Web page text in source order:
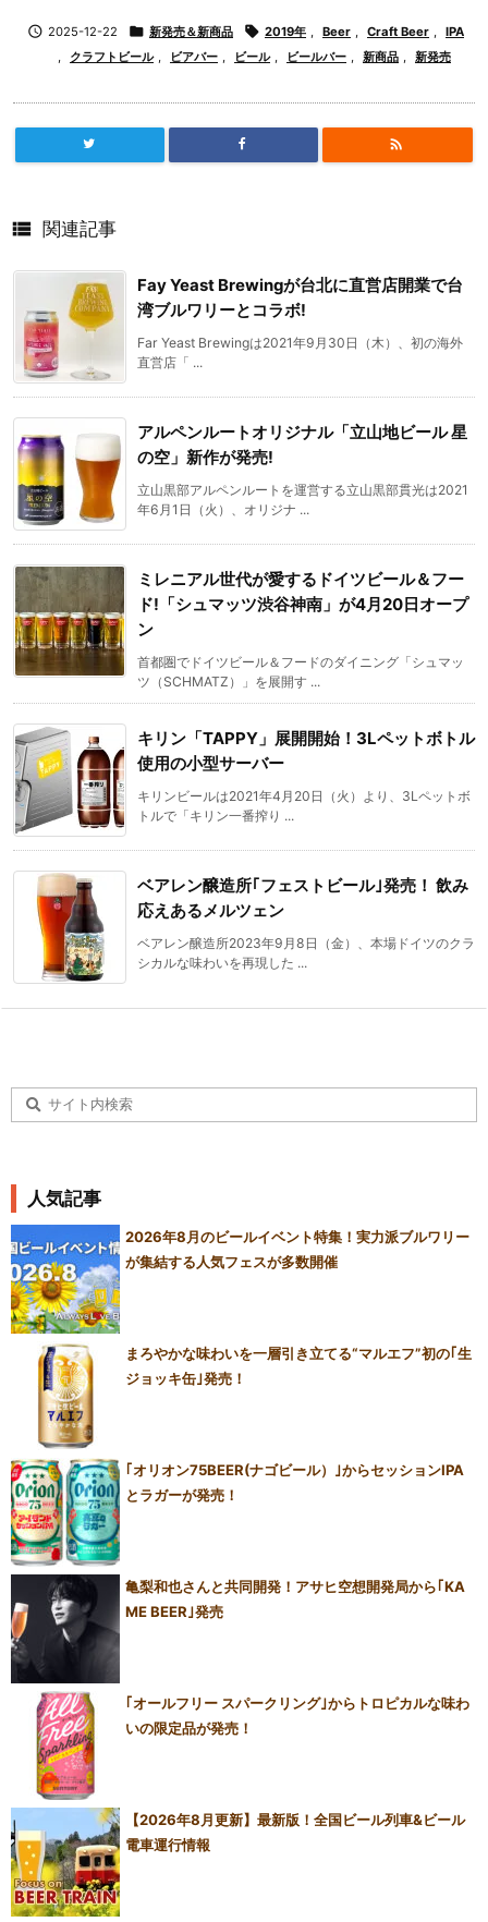
 2025-12-22  新発売＆新商品  2019年 Beer Craft Beer
IPA
クラフトビール ビアバー ビール ビールバー 新商品 新発売

 関連記事
Fay Yeast Brewingが台北に直営店開業で台
湾ブルワリーとコラボ!
Far Yeast Brewingは2021年9月30日（木）、初の海外
直営店「 ...
アルペンルートオリジナル「立山地ビール 星
の空」新作が発売!
立山黒部アルペンルートを運営する立山黒部貫光は2021
年6月1日（火）、オリジナ ...
ミレニアル世代が愛するドイツビール＆フー
ド!「シュマッツ渋谷神南」が4月20日オープ
ン
首都圏でドイツビール＆フードのダイニング「シュマッ
ツ（SCHMATZ）」を展開す ...
キリン「TAPPY」展開開始！3Lペットボトル
使用の小型サーバー
キリンビールは2021年4月20日（火）より、3Lペットボ
トルで「キリン一番搾り ...
ベアレン醸造所｢フェストビール｣発売！ 飲み
応えあるメルツェン
ベアレン醸造所2023年9月8日（金）、本場ドイツのクラ
シカルな味わいを再現した ...
人気記事
2026年8月のビールイベント特集！実力派ブルワリー
が集結する人気フェスが多数開催
まろやかな味わいを一層引き立てる“マルエフ”初の｢生
ジョッキ缶｣発売！
｢オリオン75BEER(ナゴビール）｣からセッションIPA
とラガーが発売！
亀梨和也さんと共同開発！アサヒ空想開発局から｢KA
ME BEER｣発売
｢オールフリー スパークリング｣からトロピカルな味わ
いの限定品が発売！
【2026年8月更新】最新版！全国ビール列車&ビール
電車運行情報